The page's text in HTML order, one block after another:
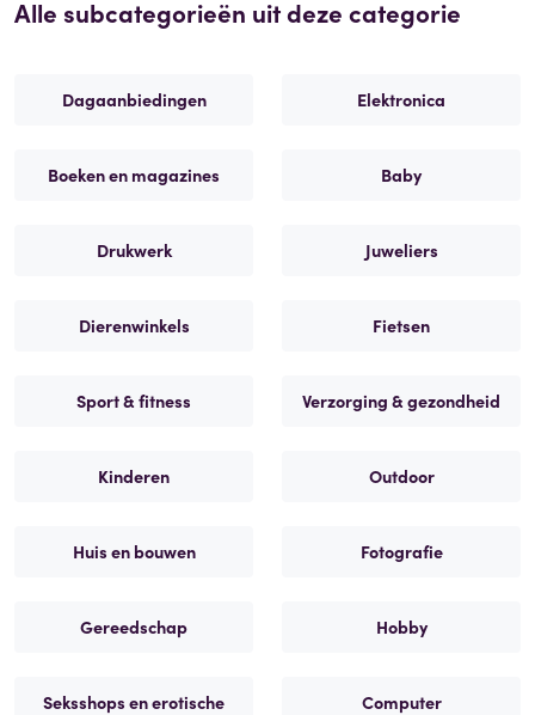
Alle subcategorieën uit deze categorie
Dagaanbiedingen Elektronica
Boeken en magazines Baby
Drukwerk Juweliers
Dierenwinkels Fietsen
Sport & fitness Verzorging & gezondheid
Kinderen Outdoor
Huis en bouwen Fotografie
Gereedschap Hobby
Seksshops en erotische
Computer